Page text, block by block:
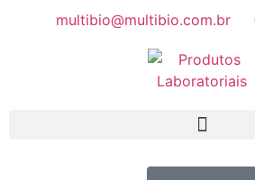
multibio@multibio.com.br